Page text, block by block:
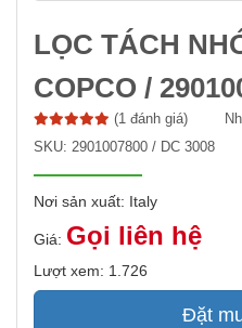
LỌC TÁCH
COPCO /
(1 đánh giá)
SKU: 2901007800 / DC 3008
Nơi sản xuất: Italy
Giá: Gọi liên hệ
Lượt xem: 1.726
Đặt